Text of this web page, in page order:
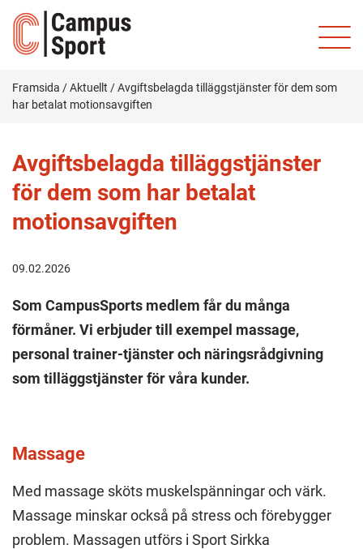
Framsida /Aktuellt /Avgiftsbelagda tilläggstjänster för dem som
har betalat motionsavgiften
Avgiftsbelagda tilläggstjänster
för dem som har betalat
motionsavgiften
09.02.2026
Som CampusSports medlem får du många
förmåner. Vi erbjuder till exempel massage,
personal trainer-tjänster och näringsrådgivning
som tilläggstjänster för våra kunder.
Massage
Med massage sköts muskelspänningar och värk.
Massage minskar också på stress och förebygger
problem. Massagen utförs i Sport Sirkka